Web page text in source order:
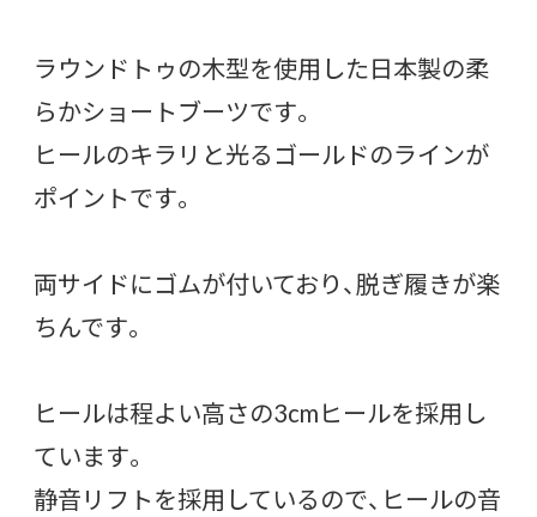
ラウンドトゥの木型を使用した日本製の柔
らかショートブーツです。
ヒールのキラリと光るゴールドのラインが
ポイントです。
両サイドにゴムが付いており、脱ぎ履きが楽
ちんです。
ヒールは程よい高さの3cmヒールを採用し
ています。
静音リフトを採用しているので、ヒールの音